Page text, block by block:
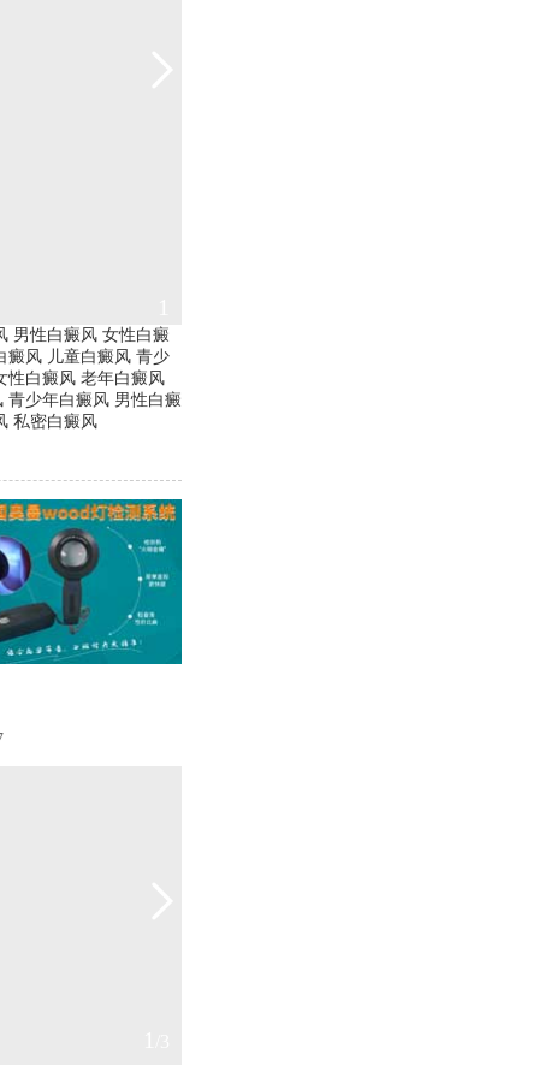
男性白癜风 女性白癜
癜风 儿童白癜风 青少
性白癜风 老年白癜风
青少年白癜风 男性白癜
私密白癜风